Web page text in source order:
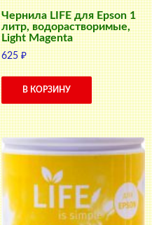
Чернила LIFE для Epson 1
литр, водорастворимые,
Light Magenta
625₽
В КОРЗИНУ